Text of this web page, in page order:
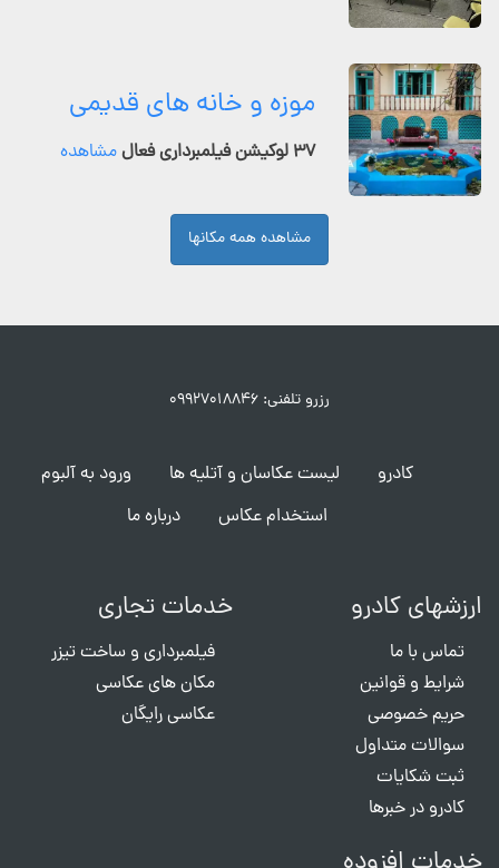
موزه و خانه های قدیمی
۳۷ لوکیشن فیلمبرداری فعال مشاهده
مشاهده همه مکانها
رزرو تلفنی: ۰۹۹۲۷۰۱۸۸۴۶
کادرو لیست عکاسان و آتلیه ها
ورود به آلبوم
استخدام عکاس
درباره ما
ارزشهای کادرو
تماس با ما
شرایط و قوانین
حریم خصوصی
سوالات متداول
ثبت شکایات
کادرو در خبرها
خدمات تجاری
فیلمبرداری و ساخت تیزر
مکان های عکاسی
عکاسی رایگان